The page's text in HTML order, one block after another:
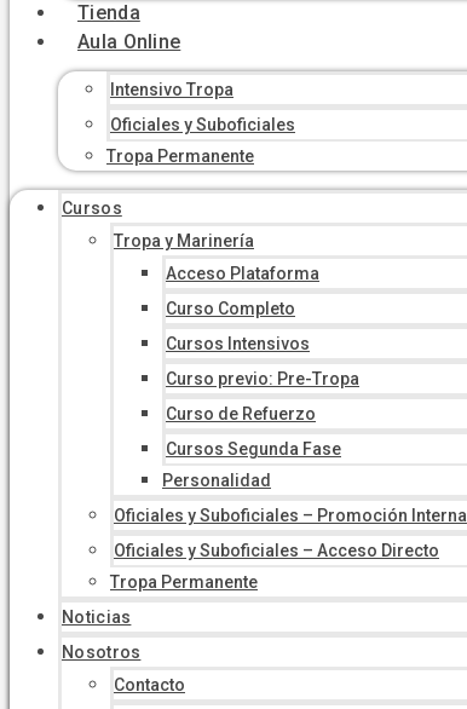
Tienda
Aula Online
Intensivo Tropa
Oficiales y Suboficiales
Tropa Permanente
Cursos
Tropa y Marinería
Acceso Plataforma
Curso Completo
Cursos Intensivos
Curso previo: Pre-Tropa
Curso de Refuerzo
Cursos Segunda Fase
Personalidad
Oficiales y Suboficiales – Promoción Interna
Oficiales y Suboficiales – Acceso Directo
Tropa Permanente
Noticias
Nosotros
Contacto